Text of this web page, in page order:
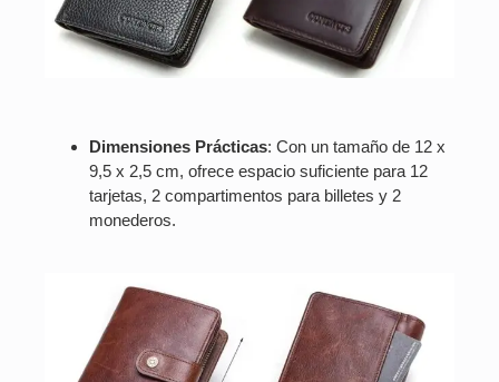
Dimensiones Prácticas: Con un tamaño de 12 x
9,5 x 2,5 cm, ofrece espacio suficiente para 12
tarjetas, 2 compartimentos para billetes y 2
monederos.